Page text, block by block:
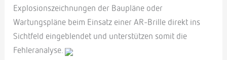
Explosionszeichnungen der Baupläne oder
Wartungspläne beim Einsatz einer AR-Brille direkt ins
Sichtfeld eingeblendet und unterstützen somit die
Fehleranalyse.